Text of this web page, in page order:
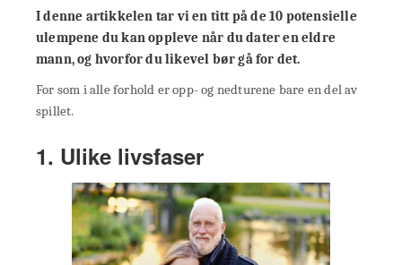
I denne artikkelen tar vi en titt på de 10 potensielle
ulempene du kan oppleve når du dater en eldre
mann, og hvorfor du likevel bør gå for det.
For som i alle forhold er opp- og nedturene bare en del av
spillet.
1. Ulike livsfaser